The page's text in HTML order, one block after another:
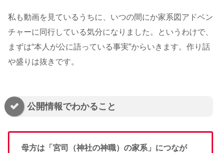
私も動画を見ているうちに、いつの間にか家系図アドベン
チャーに同行している気分になりました。というわけで、
まずは“本人が公に語っている事実”からいきます。作り話
や盛りは抜きです。
公開情報でわかること
母方は「宮司（神社の神職）の家系」につなが